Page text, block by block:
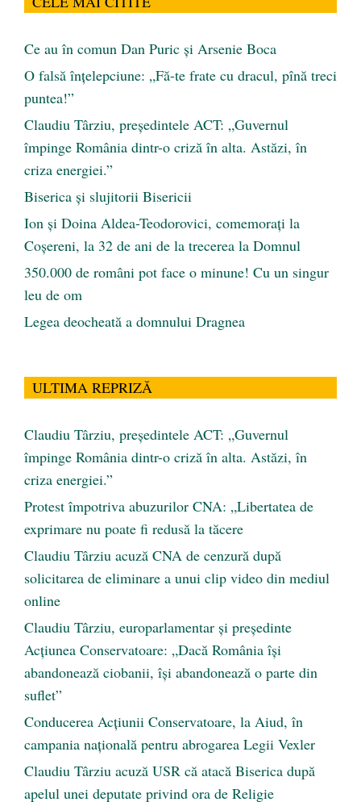
Ce au în comun Dan Puric şi Arsenie Boca
O falsă înțelepciune: „Fă-te frate cu dracul, pînă treci
puntea!”
Claudiu Târziu, președintele ACT: „Guvernul
împinge România dintr-o criză în alta. Astăzi, în
criza energiei.”
Biserica și slujitorii Bisericii
Ion și Doina Aldea-Teodorovici, comemorați la
Coșereni, la 32 de ani de la trecerea la Domnul
350.000 de români pot face o minune! Cu un singur
leu de om
Legea deocheată a domnului Dragnea
ULTIMA REPRIZĂ
Claudiu Târziu, președintele ACT: „Guvernul
împinge România dintr-o criză în alta. Astăzi, în
criza energiei.”
Protest împotriva abuzurilor CNA: „Libertatea de
exprimare nu poate fi redusă la tăcere
Claudiu Târziu acuză CNA de cenzură după
solicitarea de eliminare a unui clip video din mediul
online
Claudiu Târziu, europarlamentar și președinte
Acțiunea Conservatoare: „Dacă România își
abandonează ciobanii, își abandonează o parte din
suflet”
Conducerea Acțiunii Conservatoare, la Aiud, în
campania națională pentru abrogarea Legii Vexler
Claudiu Târziu acuză USR că atacă Biserica după
apelul unei deputate privind ora de Religie